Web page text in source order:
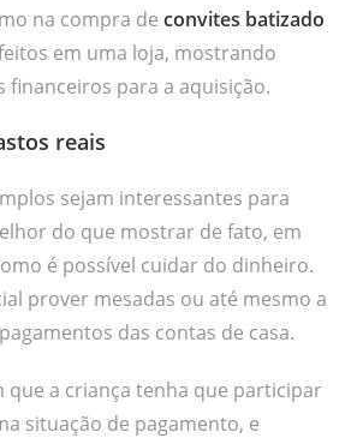
na compra deconvites batizado
em uma loja, mostrando
financeiros para a aquisição.
reais
sejam interessantes para
do que mostrar de fato, em
é possível cuidar do dinheiro.
prover mesadas ou até mesmo a
das contas de casa.
que a criança tenha que participar
situação de pagamento, e